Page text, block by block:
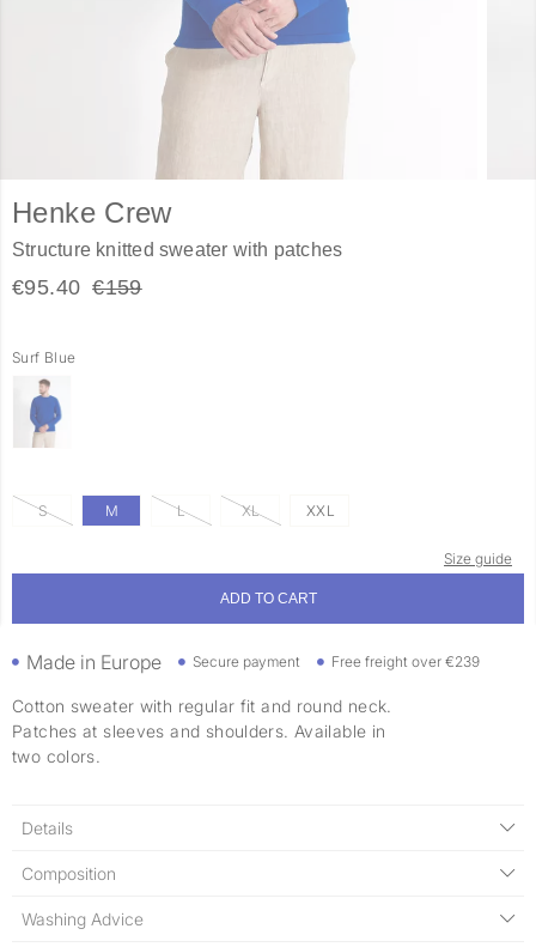
Henke Crew
Structure knitted sweater with patches
€95.40 €159
Surf Blue
S M L XL XXL
Size guide
ADD TO CART
Made in Europe Secure payment Free freight over €239
Cotton sweater with regular fit and round neck.
Patches at sleeves and shoulders. Available in
two colors.
Details
Composition
Washing Advice